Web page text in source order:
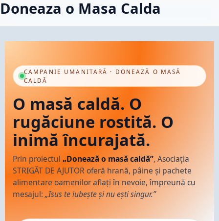
Skip
Doneaza o Masa Calda
CAMPANIE UMANITARĂ · DONEAZĂ O MASĂ
CALDĂ
O masă caldă. O
rugăciune rostită. O
inimă încurajată.
Prin proiectul„Donează o masă caldă”, Asociația
STRIGĂT DE AJUTOR oferă hrană, pâine și pachete
alimentare oamenilor aflați în nevoie, împreună cu
mesajul:„Isus te iubește și nu ești singur.”